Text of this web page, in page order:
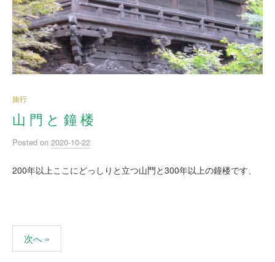
旅行
山 門 と 鐘 楼
Posted on 2020-10-22
200年以上ここにどっしりと立つ山門と300年以上の鐘楼です、
次へ »